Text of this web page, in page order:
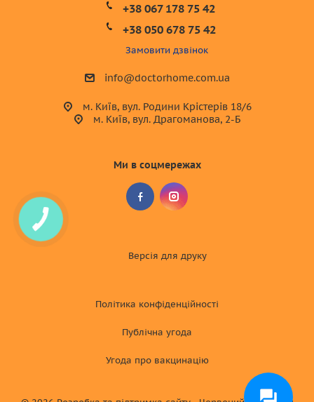
+38 067 178 75 42
+38 050 678 75 42
Замовити дзвінок
info@doctorhome.com.ua
м. Київ, вул. Родини Крістерів 18/6
м. Київ, вул. Драгоманова, 2-Б
Ми в соцмережах
Версія для друку
Політика конфіденційності
Публічна угода
Угода про вакцинацію